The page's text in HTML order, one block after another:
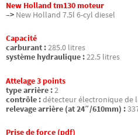
New Holland tm130 moteur
–> New Holland 7.5l 6-cyl diesel
Capacité
carburant :285.0 litres
système hydraulique :22.5 litres
Attelage 3 points
type arrière :2
contrôle :détecteur électronique de
relevage arrière (at 24″/610mm) :
Prise de force (pdf)